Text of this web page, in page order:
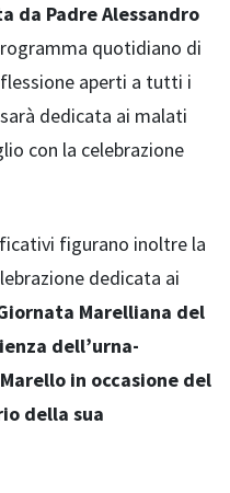
da Padre Alessandro
quotidiano di
aperti a tutti i
dedicata ai malati
con la celebrazione
figurano inoltre la
dedicata ai
Marelliana del
dell’urna-
in occasione del
della sua